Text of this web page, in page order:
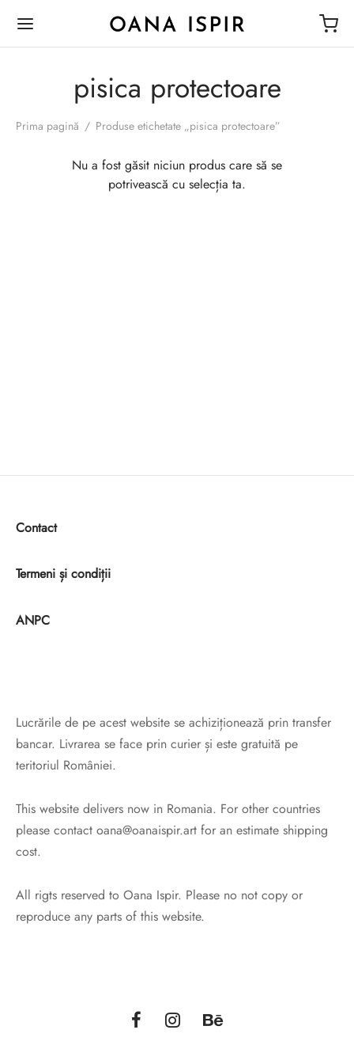
pisica protectoare
Prima pagină / Produse etichetate „pisica protectoare”
Nu a fost găsit niciun produs care să se
potrivească cu selecția ta.
Contact
Termeni și condiții
ANPC
Lucrările de pe acest website se achiziționează prin transfer
bancar. Livrarea se face prin curier și este gratuită pe
teritoriul României.
This website delivers now in Romania. For other countries
please contact oana@oanaispir.art for an estimate shipping
cost.
All rigts reserved to Oana Ispir. Please no not copy or
reproduce any parts of this website.